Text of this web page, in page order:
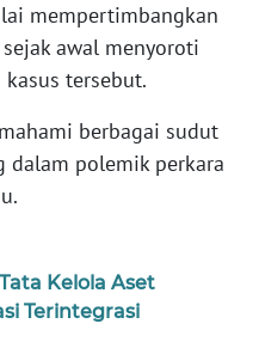
mempertimbangkan
awal menyoroti
tersebut.
berbagai sudut
dalam polemik perkara
Kelola Aset
Terintegrasi